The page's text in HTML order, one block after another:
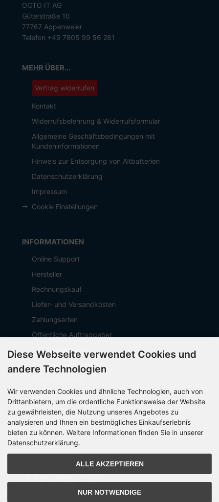
OCTO IT AG
Güterstraße 10
77767 Appenweier
Telefon +49 7805 99 56 281
MEHR ÜBER...
Vertrag widerrufen
Kontakt
Widerrufsbelehrung & Widerrufsformular
Allgemeine Geschäftsbedingungen mit
Kundeninformationen
Hinweis zur Entsorgung von Altbatterien
Datenschutzerklärung
Impressum
Cookie Einstellungen
INFORMATIONEN
Online Support
Hersteller
Rechnungskauf
Liefer- und Versandkosten
Zahlungsarten
Öffentliche Auftraggeber
Geschäftskunden
Beschaffungsplattform
Über OCTO IT
Sitemap
PARTNER
Diese Webseite verwendet Cookies und
andere Technologien
Wir verwenden Cookies und ähnliche Technologien, auch von
Drittanbietern, um die ordentliche Funktionsweise der Website
zu gewährleisten, die Nutzung unseres Angebotes zu
analysieren und Ihnen ein bestmögliches Einkaufserlebnis
bieten zu können. Weitere Informationen finden Sie in unserer
Datenschutzerklärung.
ALLE AKZEPTIEREN
NUR NOTWENDIGE